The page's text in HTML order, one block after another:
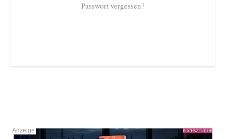
Passwort vergessen?